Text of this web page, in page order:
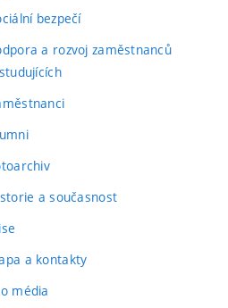
bezpečí
a rozvoj zaměstnanců
a současnost
a kontakty
média